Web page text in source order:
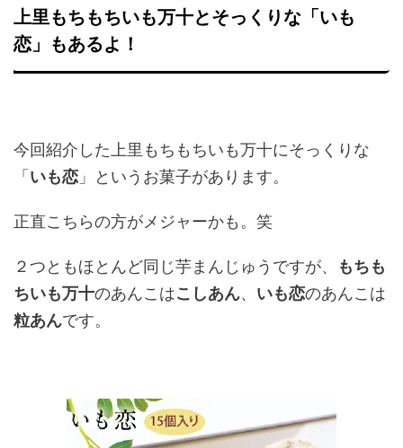
上里もちもちいも万十とそっくりな「いも
恋」もあるよ！
今回紹介した上里もちもちいも万十にそっくりな
「 いも恋 」というお菓子があります。
正直こちらの方がメジャーかも。笑
２つともほとんど同じ芋まんじゅうですが、
もちも
ちいも万十のあんこはこしあん、 いも恋のあんこは
粒あんです。